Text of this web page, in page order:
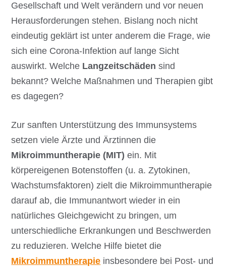
Gesellschaft und Welt verändern und vor neuen
Herausforderungen stehen. Bislang noch nicht
eindeutig geklärt ist unter anderem die Frage, wie
sich eine Corona-Infektion auf lange Sicht
auswirkt. Welche Langzeitschäden sind
bekannt? Welche Maßnahmen und Therapien gibt
es dagegen?
Zur sanften Unterstützung des Immunsystems
setzen viele Ärzte und Ärztinnen die
Mikroimmuntherapie (MIT) ein. Mit
körpereigenen Botenstoffen (u. a. Zytokinen,
Wachstumsfaktoren) zielt die Mikroimmuntherapie
darauf ab, die Immunantwort wieder in ein
natürliches Gleichgewicht zu bringen, um
unterschiedliche Erkrankungen und Beschwerden
zu reduzieren. Welche Hilfe bietet die
Mikroimmuntherapie insbesondere bei Post- und